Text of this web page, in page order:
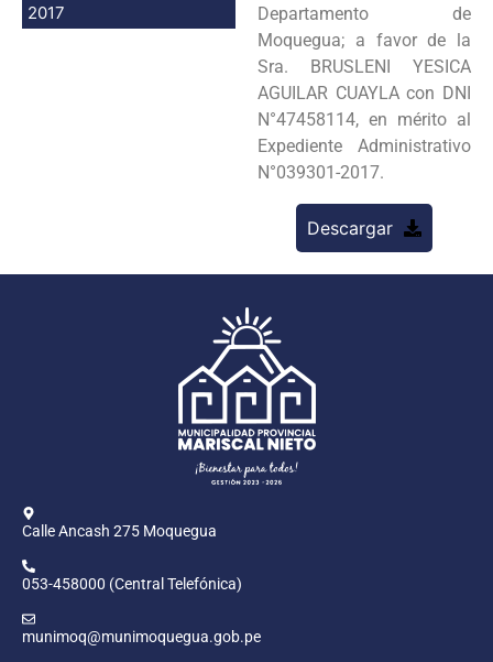
2017
Departamento de
Moquegua; a favor de la
Sra. BRUSLENI YESICA
AGUILAR CUAYLA con DNI
N°47458114, en mérito al
Expediente Administrativo
N°039301-2017.
Descargar
Calle Ancash 275 Moquegua
053-458000 (Central Telefónica)
munimoq@munimoquegua.gob.pe